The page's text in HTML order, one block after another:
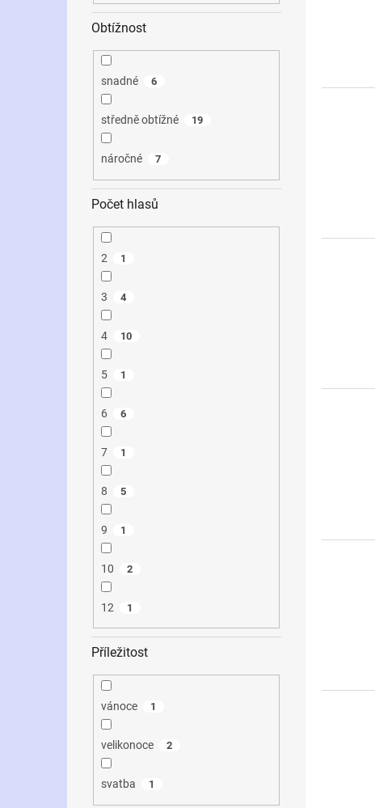
Obtížnost
snadné 6
středně obtížné 19
náročné 7
Počet hlasů
2 1
3 4
4 10
5 1
6 6
7 1
8 5
9 1
10 2
12 1
Příležitost
vánoce 1
velikonoce 2
svatba 1